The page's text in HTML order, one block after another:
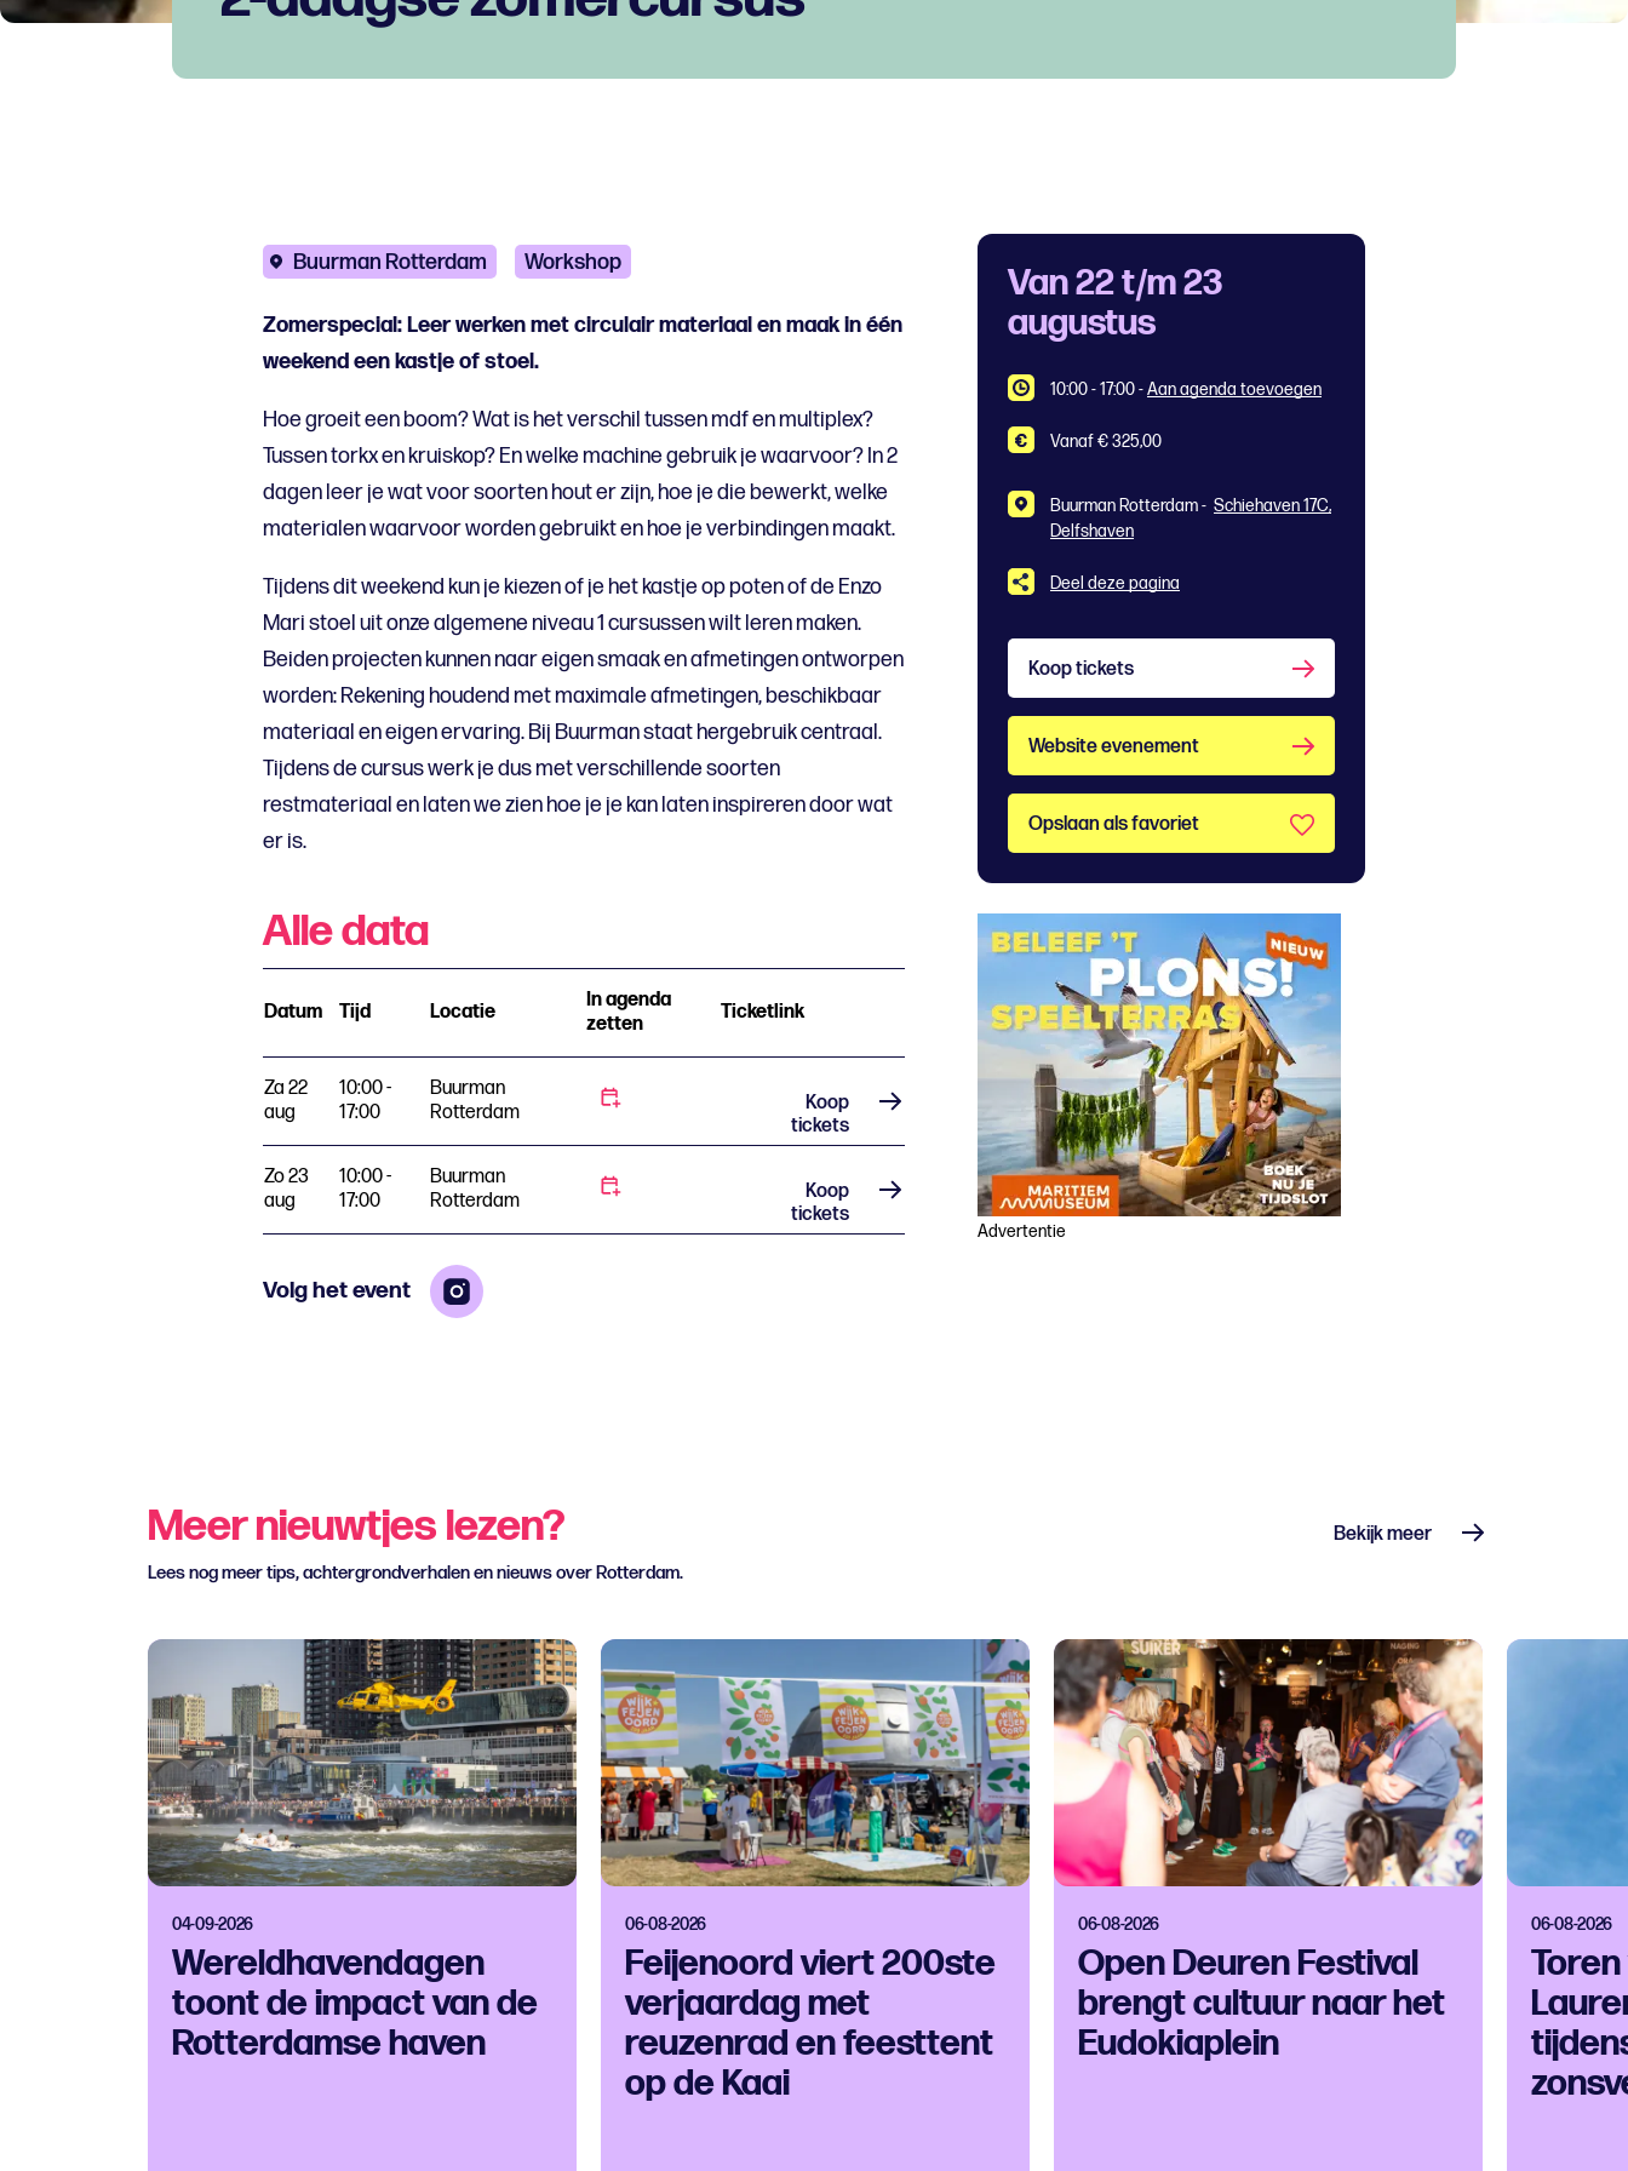
Buurman Rotterdam Workshop
Zomerspecial: Leer werken met circulair materiaal en maak in één
weekend een kastje of stoel.
Hoe groeit een boom? Wat is het verschil tussen mdf en multiplex?
Tussen torkx en kruiskop? En welke machine gebruik je waarvoor? In 2
dagen leer je wat voor soorten hout er zijn, hoe je die bewerkt, welke
materialen waarvoor worden gebruikt en hoe je verbindingen maakt.
Tijdens dit weekend kun je kiezen of je het kastje op poten of de Enzo
Mari stoel uit onze algemene niveau 1 cursussen wilt leren maken.
Beiden projecten kunnen naar eigen smaak en afmetingen ontworpen
worden: Rekening houdend met maximale afmetingen, beschikbaar
materiaal en eigen ervaring. Bij Buurman staat hergebruik centraal.
Tijdens de cursus werk je dus met verschillende soorten
restmateriaal en laten we zien hoe je je kan laten inspireren door wat
er is.
Alle data
Datum Tijd Locatie
In agenda
zetten
Ticketlink
Za 22
aug
10:00 -
17:00
Buurman
Rotterdam
Koop
tickets
Zo 23
aug
10:00 -
17:00
Buurman
Rotterdam
Koop
tickets
Volg het event
Van 22 t/m 23
augustus
10:00 - 17:00-Aan agenda toevoegen
Vanaf € 325,00
Buurman Rotterdam - Schiehaven 17C,
Delfshaven
Deel deze pagina
Koop tickets
Website evenement
Opslaan als favoriet
Advertentie
Meer nieuwtjes lezen?
Lees nog meer tips, achtergrondverhalen en nieuws over Rotterdam.
Bekijk meer
04-09-2026
Wereldhavendagen
toont de impact van de
Rotterdamse haven
06-08-2026
Feijenoord viert 200ste
verjaardag met
reuzenrad en feesttent
op de Kaai
06-08-2026
Open Deuren Festival
brengt cultuur naar het
Eudokiaplein
06-08-2026